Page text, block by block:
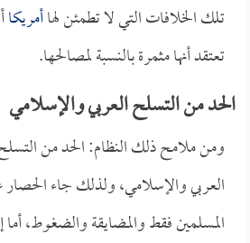
تلك الخلافات التي لا تطمئن لهاأمريكا
تعتقد أنها مثمرة بالنسبة لمصالحها.
الحد من التسلح العربي والإسلامي
ومن ملامح ذلك النظام: الحد من
العربي والإسلامي، ولذلك جاء
المسلمين فقط والمضايقة والضغوط،